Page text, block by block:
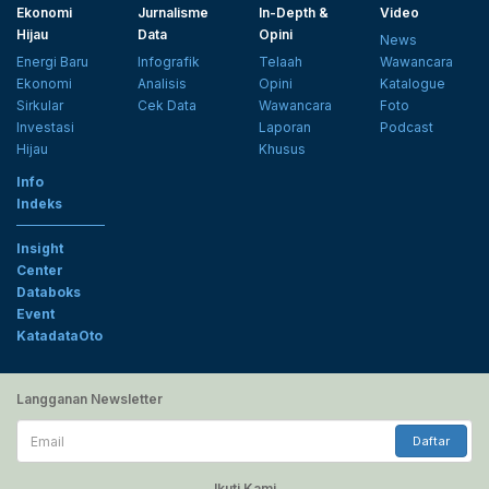
Ekonomi
Hijau
Energi Baru
Ekonomi
Sirkular
Investasi
Hijau
Jurnalisme
Data
Infografik
Analisis
Cek Data
In-Depth &
Opini
Telaah
Opini
Wawancara
Laporan
Khusus
Video
News
Wawancara
Katalogue
Foto
Podcast
Info
Indeks
Insight
Center
Databoks
Event
KatadataOto
Langganan Newsletter
Email
Daftar